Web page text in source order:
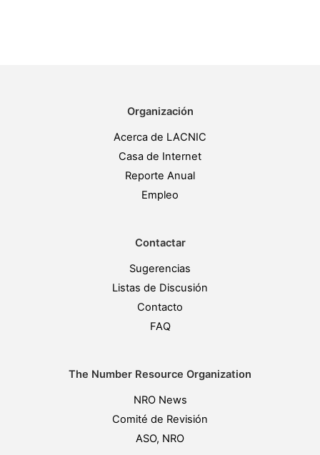
Organización
Acerca de LACNIC
Casa de Internet
Reporte Anual
Empleo
Contactar
Sugerencias
Listas de Discusión
Contacto
FAQ
The Number Resource Organization
NRO News
Comité de Revisión
ASO, NRO